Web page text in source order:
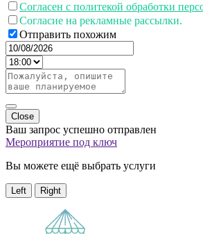
Согласен с политекой обработки
Согласие на рекламные рассылки.
Отправить похожим
Close
Ваш запрос успешно отправлен
Мероприятие под ключ
Вы можете ещё выбрать услуги
Left Right